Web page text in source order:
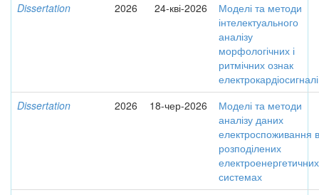
Dissertation
2026 24-кві-2026
Моделі та методи
інтелектуального
аналізу
морфологічних і
ритмічних ознак
Dissertation
2026 18-чер-2026
Моделі та методи
аналізу даних
електроспоживання в
розподілених
електроенергетичних
системах